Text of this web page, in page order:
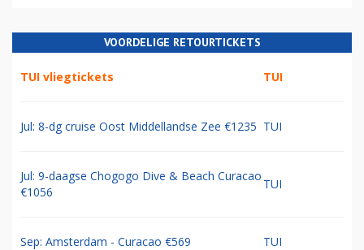
VOORDELIGE RETOURTICKETS
TUI vliegtickets TUI
Jul: 8-dg cruise Oost Middellandse Zee €1235 TUI
Jul: 9-daagse Chogogo Dive & Beach Curacao
€1056
TUI
Sep: Amsterdam - Curacao €569 TUI